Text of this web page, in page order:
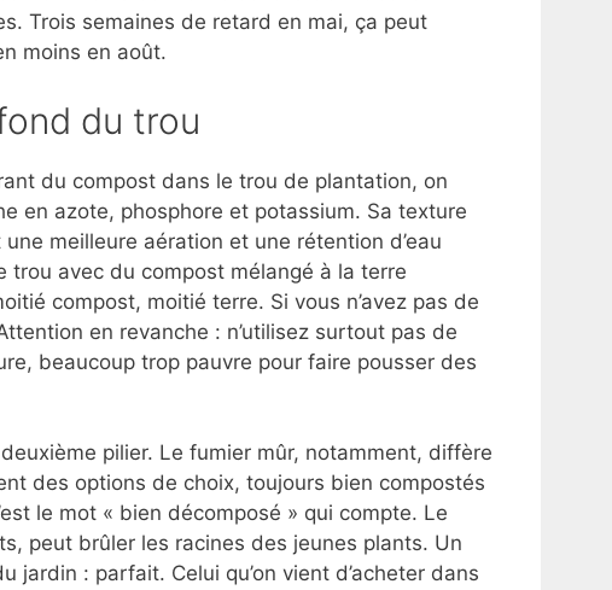
Trois semaines de retard en mai, ça peut
moins en août.
du trou
du compost dans le trou de plantation, on
en azote, phosphore et potassium. Sa texture
meilleure aération et une rétention d’eau
trou avec du compost mélangé à la terre
compost, moitié terre. Si vous n’avez pas de
en revanche : n’utilisez surtout pas de
beaucoup trop pauvre pour faire pousser des
pilier. Le fumier mûr, notamment, diffère
des options de choix, toujours bien compostés
le mot « bien décomposé » qui compte. Le
peut brûler les racines des jeunes plants. Un
jardin : parfait. Celui qu’on vient d’acheter dans